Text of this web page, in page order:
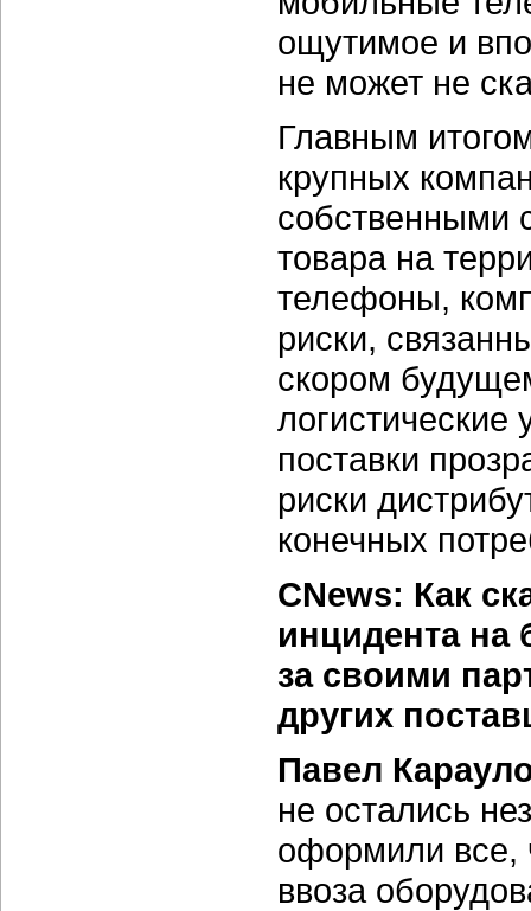
ощутимое и
не может не
Главным
крупных
собственными
товара на
телефоны,
риски,
скором
логистические
поставки
риски
конечных
CNews: Как
инцидента на
за своими
других
Павел
не остались
оформили все,
ввоза